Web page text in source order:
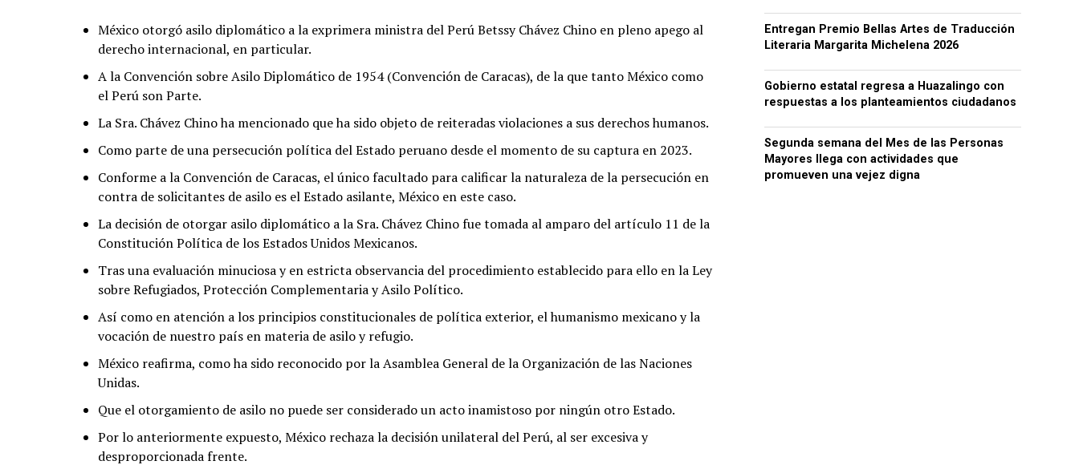
México otorgó asilo diplomático a la exprimera ministra del Perú Betssy Chávez Chino en pleno apego al
derecho internacional, en particular.
A la Convención sobre Asilo Diplomático de 1954 (Convención de Caracas), de la que tanto México como
el Perú son Parte.
La Sra. Chávez Chino ha mencionado que ha sido objeto de reiteradas violaciones a sus derechos humanos.
Como parte de una persecución política del Estado peruano desde el momento de su captura en 2023.
Conforme a la Convención de Caracas, el único facultado para calificar la naturaleza de la persecución en
contra de solicitantes de asilo es el Estado asilante, México en este caso.
La decisión de otorgar asilo diplomático a la Sra. Chávez Chino fue tomada al amparo del artículo 11 de la
Constitución Política de los Estados Unidos Mexicanos.
Tras una evaluación minuciosa y en estricta observancia del procedimiento establecido para ello en la Ley
sobre Refugiados, Protección Complementaria y Asilo Político.
Así como en atención a los principios constitucionales de política exterior, el humanismo mexicano y la
vocación de nuestro país en materia de asilo y refugio.
México reafirma, como ha sido reconocido por la Asamblea General de la Organización de las Naciones
Unidas.
Que el otorgamiento de asilo no puede ser considerado un acto inamistoso por ningún otro Estado.
Por lo anteriormente expuesto, México rechaza la decisión unilateral del Perú, al ser excesiva y
desproporcionada frente.
Entregan Premio Bellas Artes de Traducción
Literaria Margarita Michelena 2026
Gobierno estatal regresa a Huazalingo con
respuestas a los planteamientos ciudadanos
Segunda semana del Mes de las Personas
Mayores llega con actividades que
promueven una vejez digna